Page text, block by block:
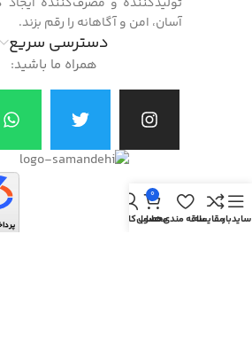
آسان، امن و آگاهانه را رقم بزند.
دسترسی سریع
همراه ما باشید:
سایدبارمقایسهعلاقه مندی ها
0
محصول
حساب کاربری من